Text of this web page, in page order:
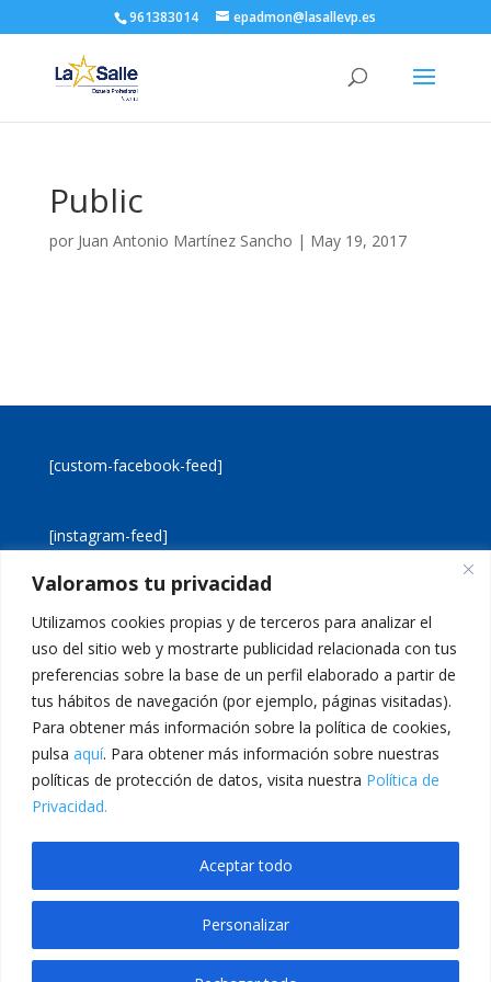
Valoramos tu privacidad
Utilizamos cookies propias y de terceros para analizar el
uso del sitio web y mostrarte publicidad relacionada con tus
preferencias sobre la base de un perfil elaborado a partir de
tus hábitos de navegación (por ejemplo, páginas visitadas).
Para obtener más información sobre la política de cookies,
pulsa aquí. Para obtener más información sobre nuestras
políticas de protección de datos, visita nuestra Política de
Privacidad.
Personalizar
Aceptar todo
961383014 epadmon@lasallevp.es
Public
por Juan Antonio Martínez Sancho | May 19, 2017
[custom-facebook-feed]
[instagram-feed]
Aviso legal
Política de cookies
Calle San Martín, 56 · 46980 · Paterna · Valencia Telf:
961 383 014 · epadmon@lasallevp.es
grandpashabetGrandpashabet Giriş